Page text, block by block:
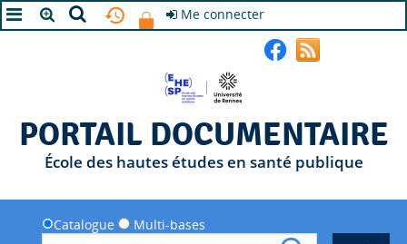
Me connecter
PORTAIL DOCUMENTAIRE
École des hautes études en santé publique
Catalogue Multi-bases